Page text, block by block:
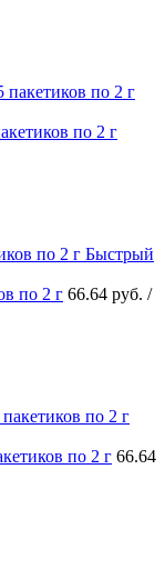
по 2 г
Быстрый
по 2 г 66.64 руб. /
по 2 г 66.64